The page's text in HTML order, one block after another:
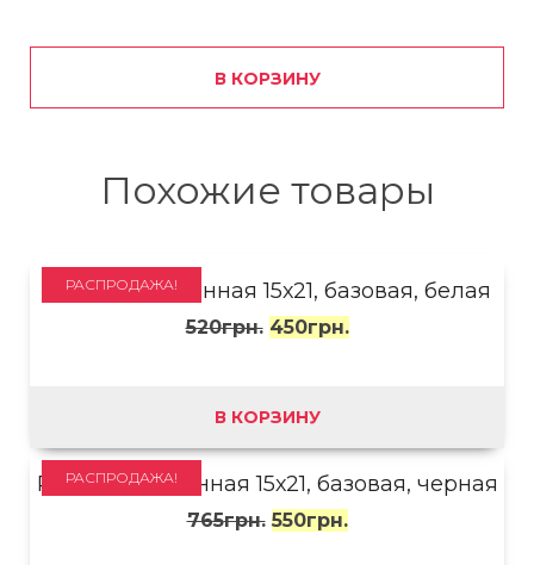
В КОРЗИНУ
Похожие товары
РАСПРОДАЖА!
Рамка деревянная 15х21, базовая, белая
520грн. 450грн.
В КОРЗИНУ
РАСПРОДАЖА!
Рамка деревянная 15х21, базовая, черная
765грн. 550грн.